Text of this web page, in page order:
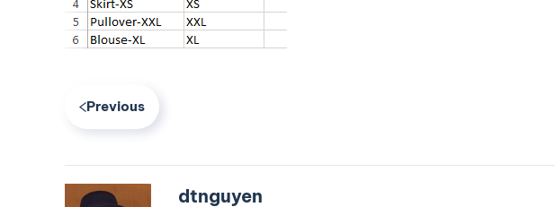
Previous
dtnguyen